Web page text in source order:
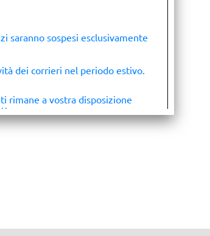
saranno sospesi esclusivamente
dei corrieri nel periodo estivo.
rimane a vostra disposizione